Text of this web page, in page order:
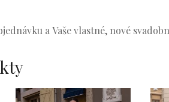
a Vaše vlastné, nové